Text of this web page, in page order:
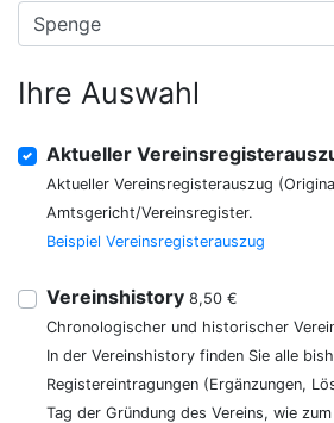
Ihre Auswahl
Aktueller
Aktueller Vereinsregisterauszug
Amtsgericht/Vereinsregister.
Beispiel Vereinsregisterauszug
Vereinshistory 8,50 €
Chronologischer und historischer
In der Vereinshistory finden Sie alle
Registereintragungen (Ergänzungen,
Tag der Gründung des Vereins, wie